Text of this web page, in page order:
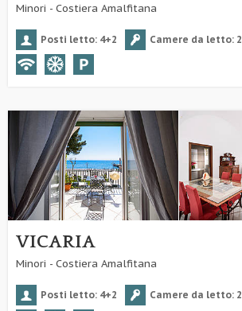
Minori - Costiera Amalfitana
Posti letto: 4+2 Camere da letto: 2
VICARIA
Minori - Costiera Amalfitana
Posti letto: 4+2 Camere da letto: 2